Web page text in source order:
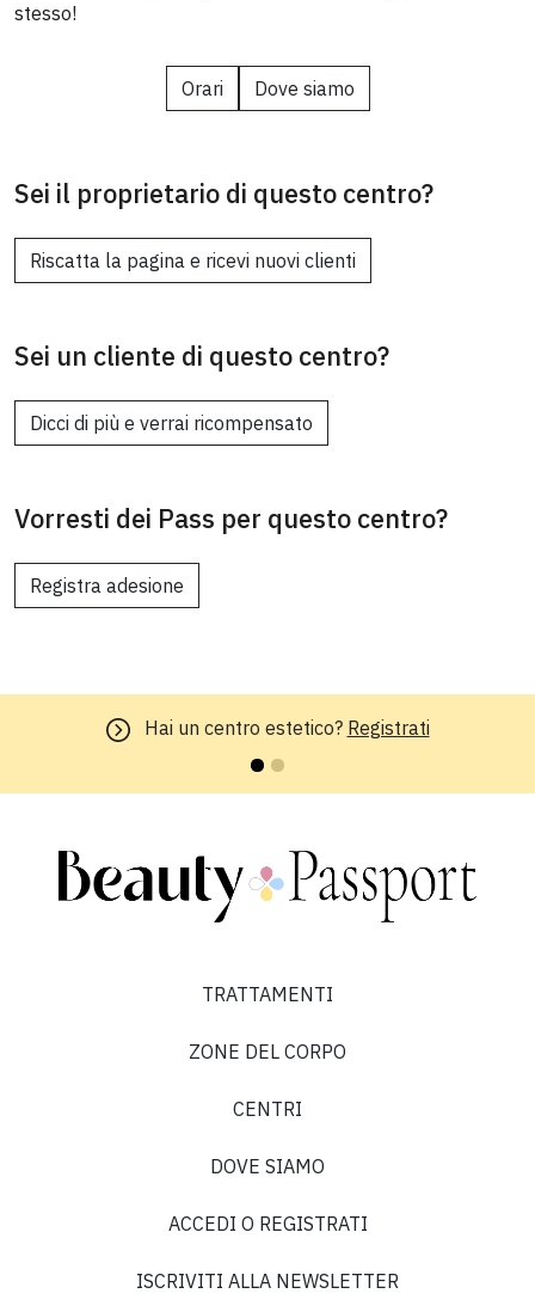
stesso!
Orari Dove siamo
Sei il proprietario di questo centro?
Riscatta la pagina e ricevi nuovi clienti
Sei un cliente di questo centro?
Dicci di più e verrai ricompensato
Vorresti dei Pass per questo centro?
Registra adesione
Hai un centro estetico? Registrati
TRATTAMENTI
ZONE DEL CORPO
CENTRI
DOVE SIAMO
ACCEDI O REGISTRATI
ISCRIVITI ALLA NEWSLETTER